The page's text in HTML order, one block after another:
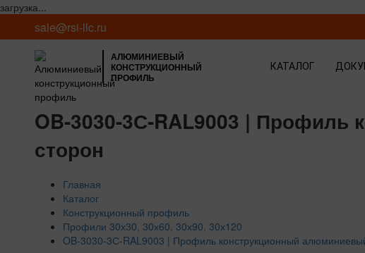
загрузка...
sale@rsi-llc.ru
АЛЮМИНИЕВЫЙ
КОНСТРУКЦИОННЫЙ
ПРОФИЛЬ
КАТАЛОГ
OB-3030-3С-RAL9003 |
сторон
Главная
Каталог
Конструкционный профиль
Профили 30х30, 30х60, 30х90, 30х120
OB-3030-3С-RAL9003 | Профиль конструкционный